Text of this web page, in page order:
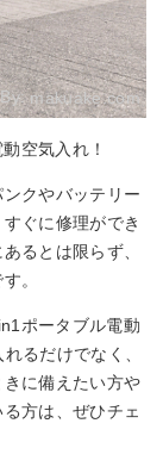
By:makuake.com
空気入れ！
クやバッテリー
ぐに修理ができ
るとは限らず、
。
ポータブル電動
るだけでなく、
に備えたい方や
方は、ぜひチェ